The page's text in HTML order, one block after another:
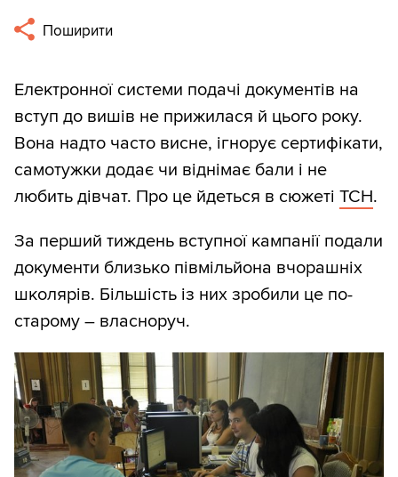
Поширити
Електронної системи подачі документів на
вступ до вишів не прижилася й цього року.
Вона надто часто висне, ігнорує сертифікати,
самотужки додає чи віднімає бали і не
любить дівчат. Про це йдеться в сюжеті ТСН.
За перший тиждень вступної кампанії подали
документи близько півмільйона вчорашніх
школярів. Більшість із них зробили це по-
старому – власноруч.